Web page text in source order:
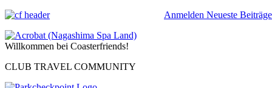
Anmelden Neueste Beiträge
Willkommen bei Coasterfriends!
CLUB TRAVEL COMMUNITY